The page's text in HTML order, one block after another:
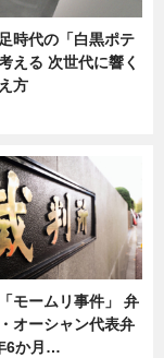
時代の「白黒ポテ
える 次世代に響く
方
モームリ事件」 弁
オーシャン代表弁
6か月…